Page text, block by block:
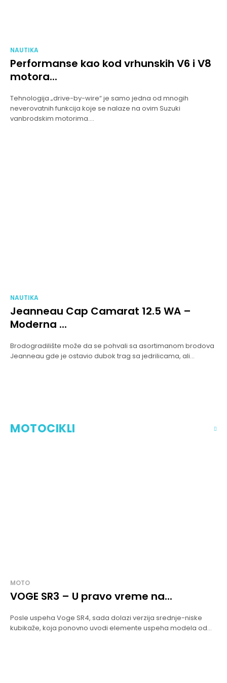
NAUTIKA
Performanse kao kod vrhunskih V6 i V8
motora...
Tehnologija „drive-by-wire“ je samo jedna od mnogih
neverovatnih funkcija koje se nalaze na ovim Suzuki
vanbrodskim motorima....
NAUTIKA
Jeanneau Cap Camarat 12.5 WA –
Moderna ...
Brodogradilište može da se pohvali sa asortimanom brodova
Jeanneau gde je ostavio dubok trag sa jedrilicama, ali...
MOTOCIKLI
MOTO
VOGE SR3 – U pravo vreme na...
Posle uspeha Voge SR4, sada dolazi verzija srednje-niske
kubikaže, koja ponovno uvodi elemente uspeha modela od...